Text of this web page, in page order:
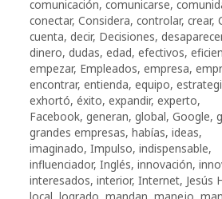
comunicación, comunicarse,
conectar, Considera, controlar, crear,
cuenta, decir, Decisiones,
dinero, dudas, edad, efectivos,
empezar, Empleados, empresa,
encontrar, entienda, equipo,
exhortó, éxito, expandir, experto,
Facebook, generan, global, Google,
grandes empresas, habías, ideas,
imaginado, Impulso, indispensable,
influenciador, Inglés, innovación,
interesados, interior, Internet, Jesús